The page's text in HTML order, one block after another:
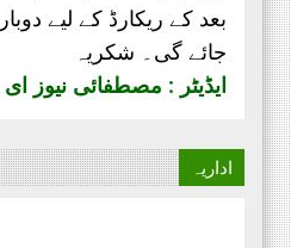
بعد کے ریکارڈ کے لیے
جائے گی۔ شکریہ
ایڈیٹر : مصطفائی نیوز
اداریہ